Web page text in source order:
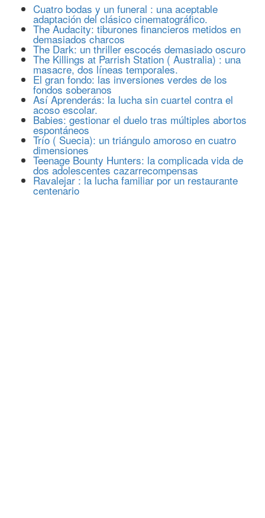
Cuatro bodas y un funeral : una aceptable
adaptación del clásico cinematográfico.
The Audacity: tiburones financieros metidos en
demasiados charcos
The Dark: un thriller escocés demasiado oscuro
The Killings at Parrish Station ( Australia) : una
masacre, dos líneas temporales.
El gran fondo: las inversiones verdes de los
fondos soberanos
Así Aprenderás: la lucha sin cuartel contra el
acoso escolar.
Babies: gestionar el duelo tras múltiples abortos
espontáneos
Trío ( Suecia): un triángulo amoroso en cuatro
dimensiones
Teenage Bounty Hunters: la complicada vida de
dos adolescentes cazarrecompensas
Ravalejar : la lucha familiar por un restaurante
centenario